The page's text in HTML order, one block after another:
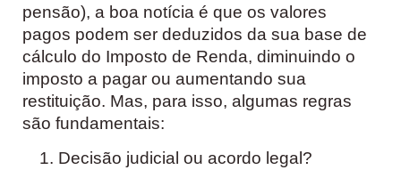
pensão), a boa notícia é que os valores
pagos podem ser deduzidos da sua base de
cálculo do Imposto de Renda, diminuindo o
imposto a pagar ou aumentando sua
restituição. Mas, para isso, algumas regras
são fundamentais:
Decisão judicial ou acordo legal?